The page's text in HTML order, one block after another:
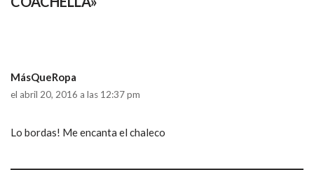
MásQueRopa
el abril 20, 2016 a las 12:37 pm
Lo bordas! Me encanta el chaleco